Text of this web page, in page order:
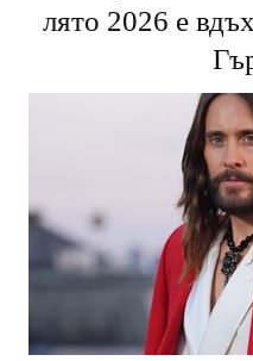
лято 2026 е